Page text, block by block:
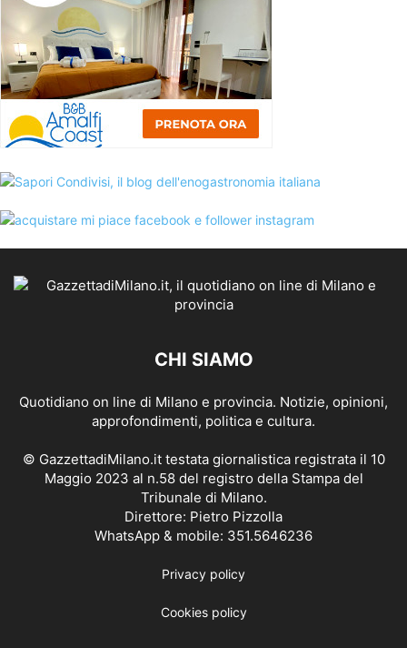
CHI SIAMO
Quotidiano on line di Milano e provincia. Notizie, opinioni,
approfondimenti, politica e cultura.
© GazzettadiMilano.it testata giornalistica registrata il 10
Maggio 2023 al n.58 del registro della Stampa del
Tribunale di Milano.
Direttore: Pietro Pizzolla
WhatsApp & mobile: 351.5646236
Privacy policy
Cookies policy